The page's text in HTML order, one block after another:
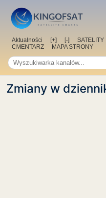
Aktualności [+] [-] SATELITY
CMENTARZ
MAPA STRONY
Zmiany w